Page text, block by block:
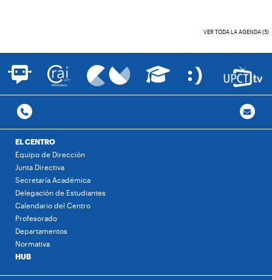
VER TODA LA AGENDA (5)
EL CENTRO
Equipo de Dirección
Junta Directiva
Secretaría Académica
Delegación de Estudiantes
Calendario del Centro
Profesorado
Departamentos
Normativa
HUB